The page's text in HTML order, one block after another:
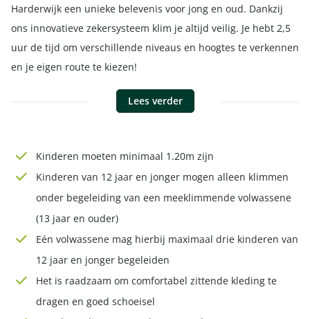
Harderwijk een unieke belevenis voor jong en oud. Dankzij
ons innovatieve zekersysteem klim je altijd veilig. Je hebt 2,5
uur de tijd om verschillende niveaus en hoogtes te verkennen
en je eigen route te kiezen!
Lees verder
Kinderen moeten minimaal 1.20m zijn
Kinderen van 12 jaar en jonger mogen alleen klimmen
onder begeleiding van een meeklimmende volwassene
(13 jaar en ouder)
Eén volwassene mag hierbij maximaal drie kinderen van
12 jaar en jonger begeleiden
Het is raadzaam om comfortabel zittende kleding te
dragen en goed schoeisel